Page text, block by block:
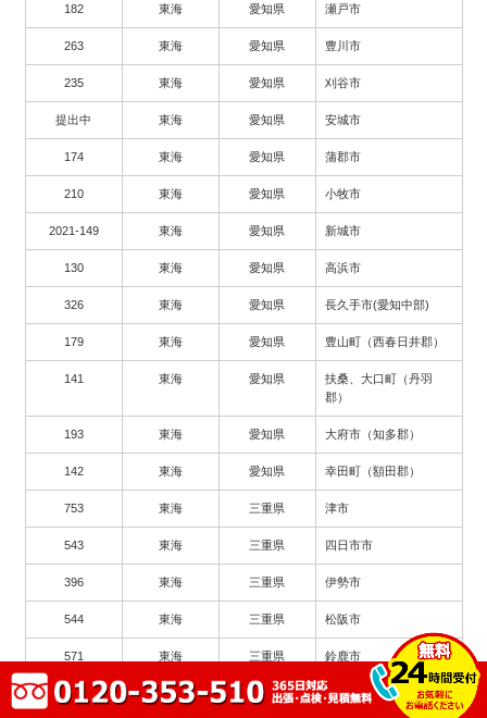
182 東海 愛知県 瀬戸市
263 東海 愛知県 豊川市
235 東海 愛知県 刈谷市
提出中 東海 愛知県 安城市
174 東海 愛知県 蒲郡市
210 東海 愛知県 小牧市
2021-149 東海 愛知県 新城市
130 東海 愛知県 高浜市
326 東海 愛知県 長久手市(愛知中部)
179 東海 愛知県 豊山町（西春日井郡）
141 東海 愛知県
扶桑、大口町（丹羽
郡）
193 東海 愛知県 大府市（知多郡）
142 東海 愛知県 幸田町（額田郡）
753 東海 三重県 津市
543 東海 三重県 四日市市
396 東海 三重県 伊勢市
544 東海 三重県 松阪市
571 東海 三重県 鈴鹿市
2003 東海 三重県 尾鷲市